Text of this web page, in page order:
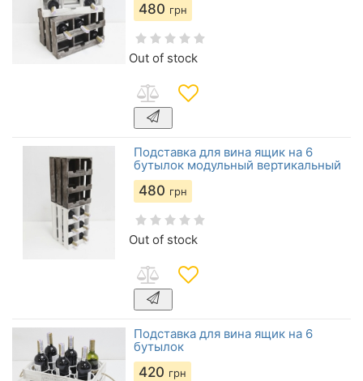
480 грн
Out of stock
Подставка для вина ящик на 6
бутылок модульный вертикальный
480 грн
Out of stock
Подставка для вина ящик на 6
бутылок
420 грн